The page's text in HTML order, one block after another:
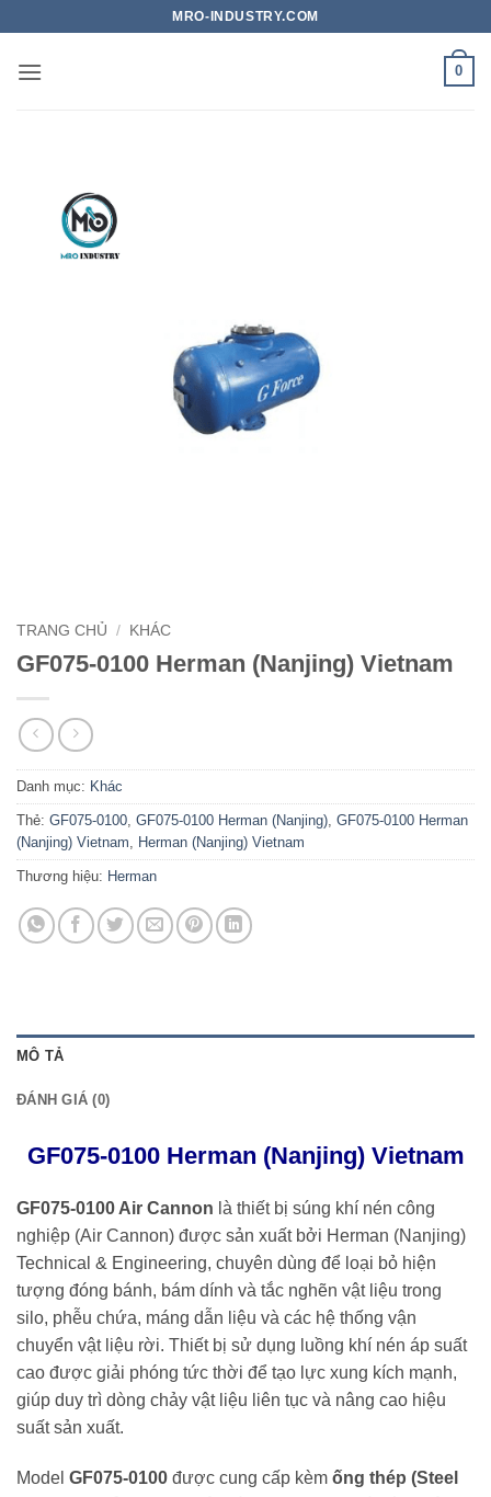
nội
MRO-INDUSTRY.COM
0
TRANG CHỦ / KHÁC
GF075-0100 Herman (Nanjing) Vietnam
Danh mục: Khác
Thẻ: GF075-0100, GF075-0100 Herman (Nanjing), GF075-0100 Herman
(Nanjing) Vietnam, Herman (Nanjing) Vietnam
Thương hiệu: Herman
MÔ TẢ
ĐÁNH GIÁ (0)
GF075-0100 Herman (Nanjing) Vietnam
GF075-0100 Air Cannon là thiết bị súng khí nén công
nghiệp (Air Cannon) được sản xuất bởi Herman (Nanjing)
Technical & Engineering, chuyên dùng để loại bỏ hiện
tượng đóng bánh, bám dính và tắc nghẽn vật liệu trong
silo, phễu chứa, máng dẫn liệu và các hệ thống vận
chuyển vật liệu rời. Thiết bị sử dụng luồng khí nén áp suất
cao được giải phóng tức thời để tạo lực xung kích mạnh,
giúp duy trì dòng chảy vật liệu liên tục và nâng cao hiệu
suất sản xuất.
Model GF075-0100 được cung cấp kèm ống thép (Steel